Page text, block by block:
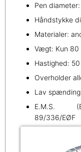
Pen
Håndstykke
Materialer:
Vægt: Kun 80
Hastighed:
Overholder
Lav
E.M.S.
89/336/EØF